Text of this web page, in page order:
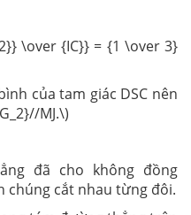
\over {IC}} = {1 \over 3}
của tam giác DSC nên
MJ.\)
đã cho không đồng
chúng cắt nhau từng đôi.